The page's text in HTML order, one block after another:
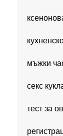
мъжки
секс
тест за